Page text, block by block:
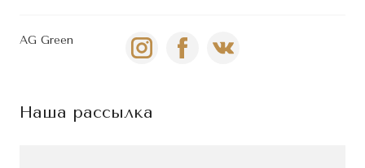
AG Green
Наша рассылка